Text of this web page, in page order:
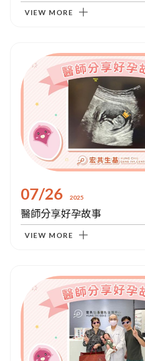
VIEW MORE
07/26 2025
醫師分享好孕故事
VIEW MORE